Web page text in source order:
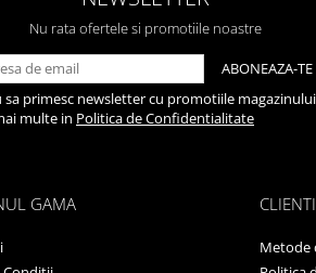
Nu rata ofertele si promotiile noastre
sa primesc newsletter cu promotiile
multe in Politica de Confidentialitate
GAMA CLIENTI
Metode